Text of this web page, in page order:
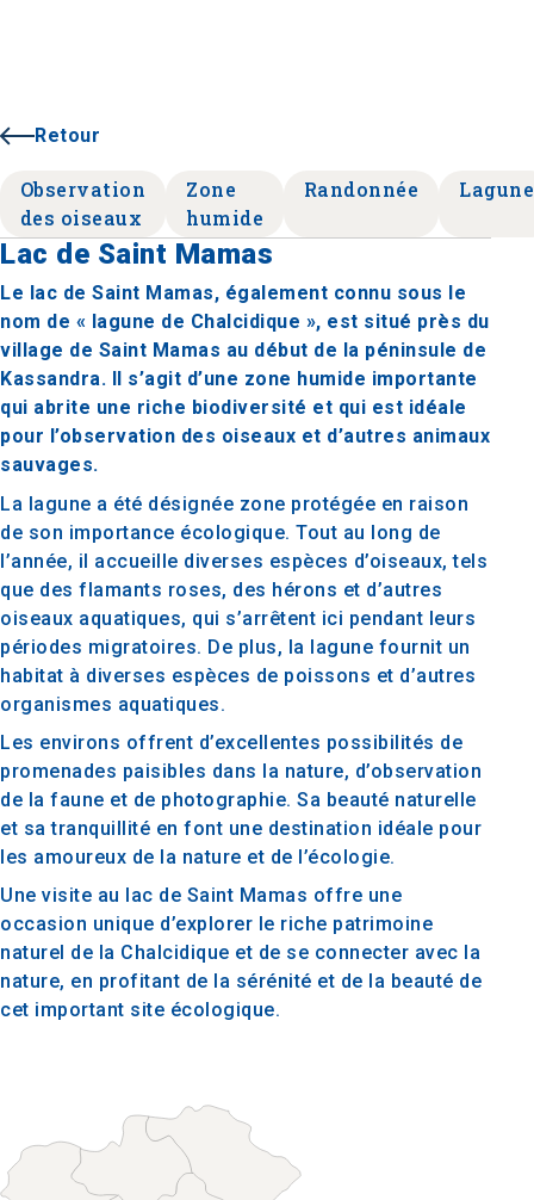
Retour
Observation
des oiseaux
Zone
humide
Randonnée Lagune
Lac de Saint Mamas
Le lac de Saint Mamas, également connu sous le
nom de « lagune de Chalcidique », est situé près du
village de Saint Mamas au début de la péninsule de
Kassandra. Il s’agit d’une zone humide importante
qui abrite une riche biodiversité et qui est idéale
pour l’observation des oiseaux et d’autres animaux
sauvages.
La lagune a été désignée zone protégée en raison
de son importance écologique. Tout au long de
l’année, il accueille diverses espèces d’oiseaux, tels
que des flamants roses, des hérons et d’autres
oiseaux aquatiques, qui s’arrêtent ici pendant leurs
périodes migratoires. De plus, la lagune fournit un
habitat à diverses espèces de poissons et d’autres
organismes aquatiques.
Les environs offrent d’excellentes possibilités de
promenades paisibles dans la nature, d’observation
de la faune et de photographie. Sa beauté naturelle
et sa tranquillité en font une destination idéale pour
les amoureux de la nature et de l’écologie.
Une visite au lac de Saint Mamas offre une
occasion unique d’explorer le riche patrimoine
naturel de la Chalcidique et de se connecter avec la
nature, en profitant de la sérénité et de la beauté de
cet important site écologique.